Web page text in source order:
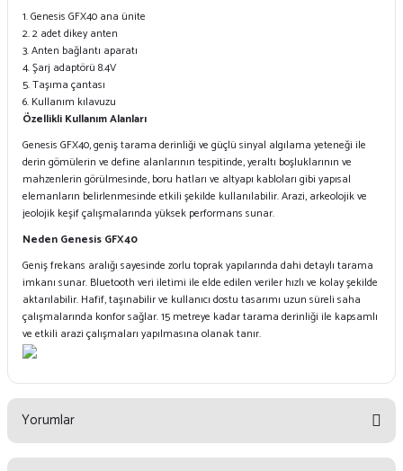
Genesis GFX40 ana ünite
2 adet dikey anten
Anten bağlantı aparatı
Şarj adaptörü 8.4V
Taşıma çantası
Kullanım kılavuzu
Özellikli Kullanım Alanları
Genesis GFX40, geniş tarama derinliği ve güçlü sinyal algılama yeteneği ile
derin gömülerin ve define alanlarının tespitinde, yeraltı boşluklarının ve
mahzenlerin görülmesinde, boru hatları ve altyapı kabloları gibi yapısal
elemanların belirlenmesinde etkili şekilde kullanılabilir. Arazi, arkeolojik ve
jeolojik keşif çalışmalarında yüksek performans sunar.
Neden Genesis GFX40
Geniş frekans aralığı sayesinde zorlu toprak yapılarında dahi detaylı tarama
imkanı sunar. Bluetooth veri iletimi ile elde edilen veriler hızlı ve kolay şekilde
aktarılabilir. Hafif, taşınabilir ve kullanıcı dostu tasarımı uzun süreli saha
çalışmalarında konfor sağlar. 15 metreye kadar tarama derinliği ile kapsamlı
ve etkili arazi çalışmaları yapılmasına olanak tanır.
Yorumlar